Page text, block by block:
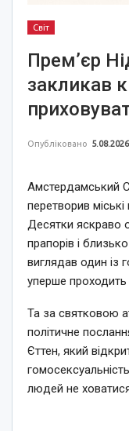
Світ
Прем’єр
закликав
Опубліковано 5.08.2026
Амстердамський
перетворив
Десятки яскраво
прапорів і
виглядав один із
уперше проходить
Та за святковою
політичне
Єттен, який
людей не